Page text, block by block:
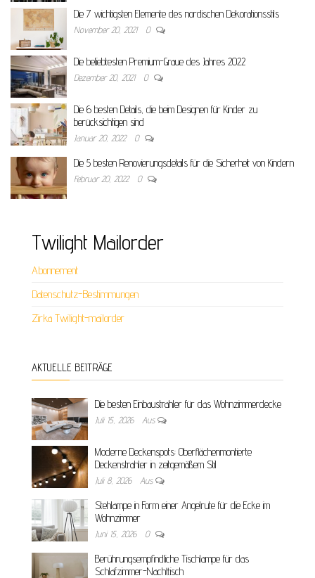
Die 7 wichtigsten Elemente des nordischen Dekorationsstils
November 20, 2021 0
Die beliebtesten Premium-Graue des Jahres 2022
Dezember 20, 2021 0
Die 6 besten Details, die beim Designen für Kinder zu
berücksichtigen sind
Januar 20, 2022 0
Die 5 besten Renovierungsdetails für die Sicherheit von Kindern
Februar 20, 2022 0
Twilight Mailorder
Abonnement
Datenschutz-Bestimmungen
Zirka Twilight-mailorder
AKTUELLE BEITRÄGE
Die besten Einbaustrahler für das Wohnzimmerdecke
Juli 15, 2026 Aus
Moderne Deckenspots: Oberflächenmontierte
Deckenstrahler in zeitgemäßem Stil
Juli 8, 2026 Aus
Stehlampe in Form einer Angelrute für die Ecke im
Wohnzimmer
Juni 15, 2026 0
Berührungsempfindliche Tischlampe für das
Schlafzimmer-Nachttisch